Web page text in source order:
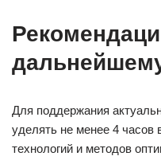
Для поддержания
уделять не менее 4
технологий и методов